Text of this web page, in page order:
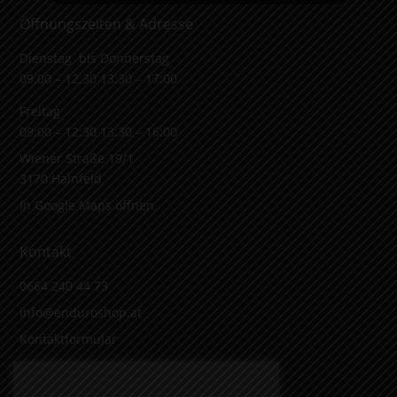
Öffnungszeiten & Adresse
Dienstag bis Donnerstag
09:00 – 12:30 13:30 – 17:00
Freitag
09:00 – 12:30 13:30 – 16:00
Wiener Straße 19/1
3170 Hainfeld
In Google Maps öffnen.
Kontakt
0664 240 44 73
info@enduroshop.at
Kontaktformular